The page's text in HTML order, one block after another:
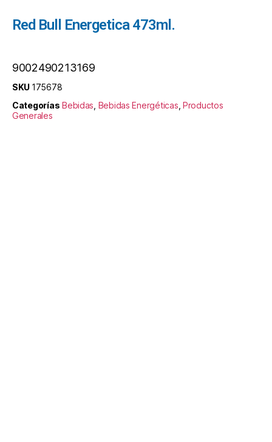
Red Bull Energetica 473ml.
9002490213169
SKU 175678
Categorías Bebidas Bebidas Energéticas Productos
Generales